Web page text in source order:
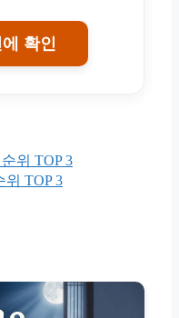
확인
위 TOP 3
위 TOP 3